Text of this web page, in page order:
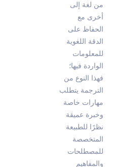
من لغة إلى
أخرى مع
الحفاظ على
الدقة اللغوية
للمعلومات
الواردة فيها؛
فهذا النوع من
الترجمة يتطلب
مهارات خاصة
وخبرة عميقة
نظرًا للطبيعة
المتخصصة
للمصطلحات
والمفاهيم